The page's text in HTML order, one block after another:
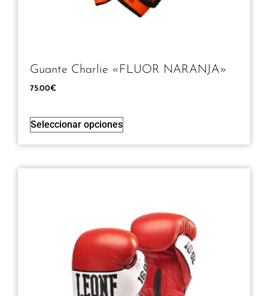
Guante Charlie «FLUOR NARANJA»
75.00€
Seleccionar opciones